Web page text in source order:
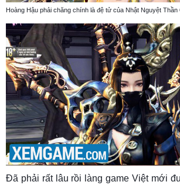
Hoàng Hậu phải chăng chính là đệ tử của Nhật Nguyệt
Đã phải rất lâu rồi làng game Việt mới